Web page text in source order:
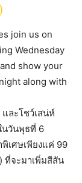
join us on
Wednesday
show your
along with
ละโชว์เสน่ห์
นวันพุธที่ 6
เศษเพียงแค่ 99
ที่จะมาเพิ่มสีสัน